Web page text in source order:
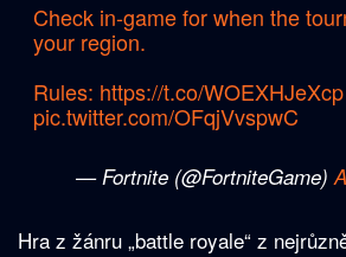
Check in-game for when the
your region.
Rules: https://t.co/WOEXHJeXcp
pic.twitter.com/OFqjVvspwC
— Fortnite (@FortniteGame)
Hra z žánru „battle royale“ z